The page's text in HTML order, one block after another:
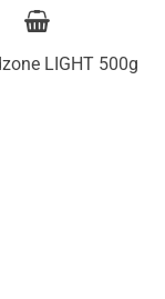
LIGHT 500g